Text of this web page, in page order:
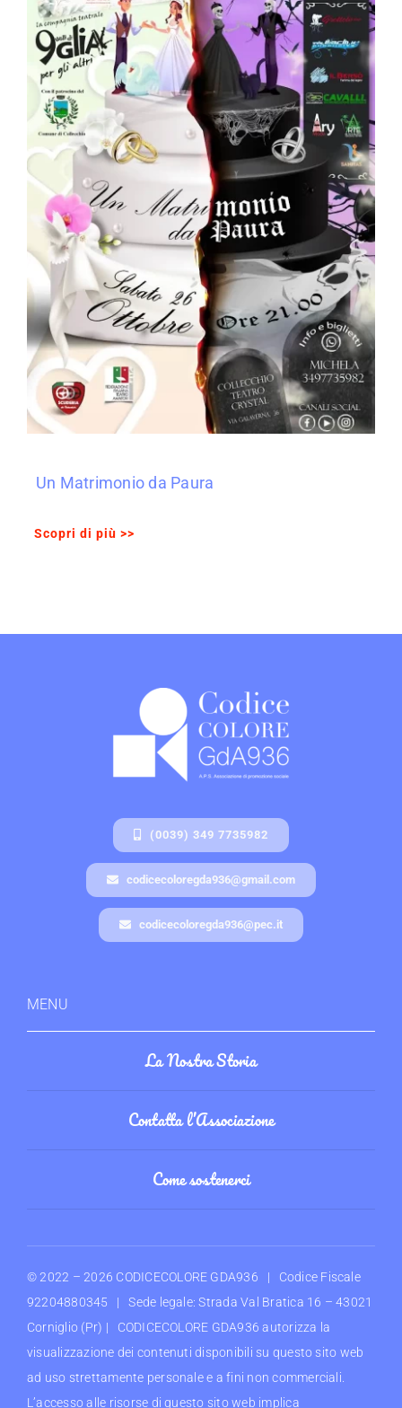
Un Matrimonio da Paura
Scopri di più >>
(0039) 349 7735982
codicecoloregda936@gmail.com
codicecoloregda936@pec.it
MENU
La Nostra Storia
Contatta l’Associazione
Come sostenerci
© 2022 –2026 CODICECOLORE GDA936 | Codice Fiscale
92204880345 | Sede legale: Strada Val Bratica 16 – 43021
Corniglio (Pr) | CODICECOLORE GDA936 autorizza la
visualizzazione dei contenuti disponibili su questo sito web
ad uso strettamente personale e a fini non commerciali.
L’accesso alle risorse di questo sito web implica